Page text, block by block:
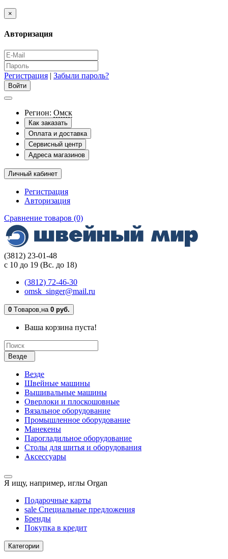
×
Авторизация
Регистрация | Забыли пароль?
Регион: Омск
Как заказать
Оплата и доставка
Сервисный центр
Адреса магазинов
Личный кабинет
Регистрация
Авторизация
Сравнение товаров (0)
(3812) 23-01-48
с 10 до 19 (Вс. до 18)
(3812) 72-46-30
omsk_singer@mail.ru
0 Tоваров,на 0 руб.
Ваша корзина пуста!
Везде
Везде
Швейные машины
Вышивальные машины
Оверлоки и плоскошовные
Вязальное оборудование
Промышленное оборудование
Манекены
Парогладильное оборудование
Столы для шитья и оборудования
Аксессуары
Я ищу, например, иглы Organ
Подарочные карты
sale Специальные предложения
Бренды
Покупка в кредит
Категории